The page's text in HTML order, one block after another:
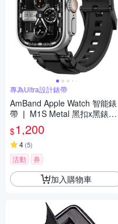
專為Ultra設計錶帶
AmBand Apple Watch 智能錶
帶 ❘ M1S Metal 黑扣x黑錶帶
❘ 49mm - Apple Watch Ultra 2
/ 1
$1,200
4(5)
活動 券
加入購物車